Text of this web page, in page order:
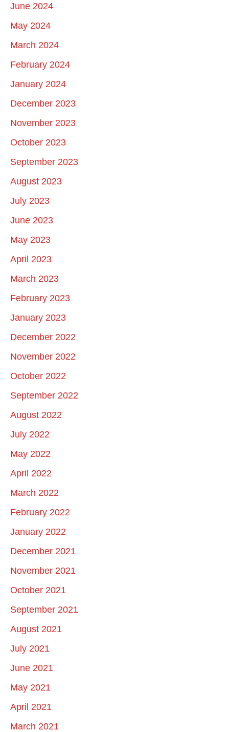
June 2024
May 2024
March 2024
February 2024
January 2024
December 2023
November 2023
October 2023
September 2023
August 2023
July 2023
June 2023
May 2023
April 2023
March 2023
February 2023
January 2023
December 2022
November 2022
October 2022
September 2022
August 2022
July 2022
May 2022
April 2022
March 2022
February 2022
January 2022
December 2021
November 2021
October 2021
September 2021
August 2021
July 2021
June 2021
May 2021
April 2021
March 2021